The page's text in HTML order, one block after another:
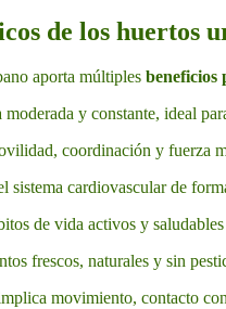
de los huertos
aporta múltiples beneficios
y constante, ideal
coordinación y fuerza
sistema cardiovascular de
de vida activos y saludables
frescos, naturales y sin
movimiento, contacto